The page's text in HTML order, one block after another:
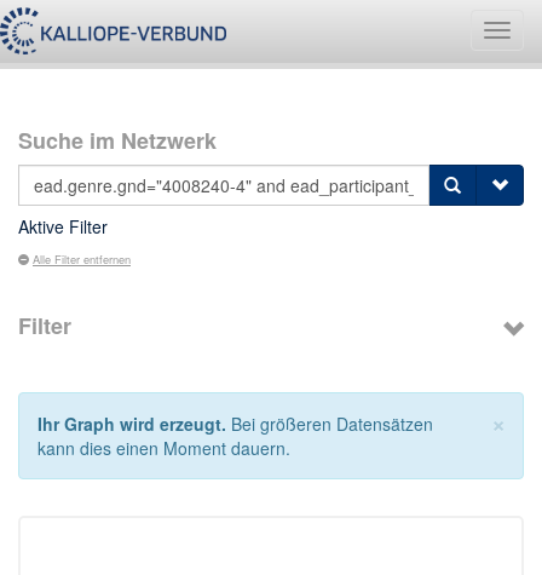
Suche im Netzwerk
Aktive Filter
Alle Filter entfernen
Filter
×
Ihr Graph wird erzeugt. Bei größeren Datensätzen
kann dies einen Moment dauern.